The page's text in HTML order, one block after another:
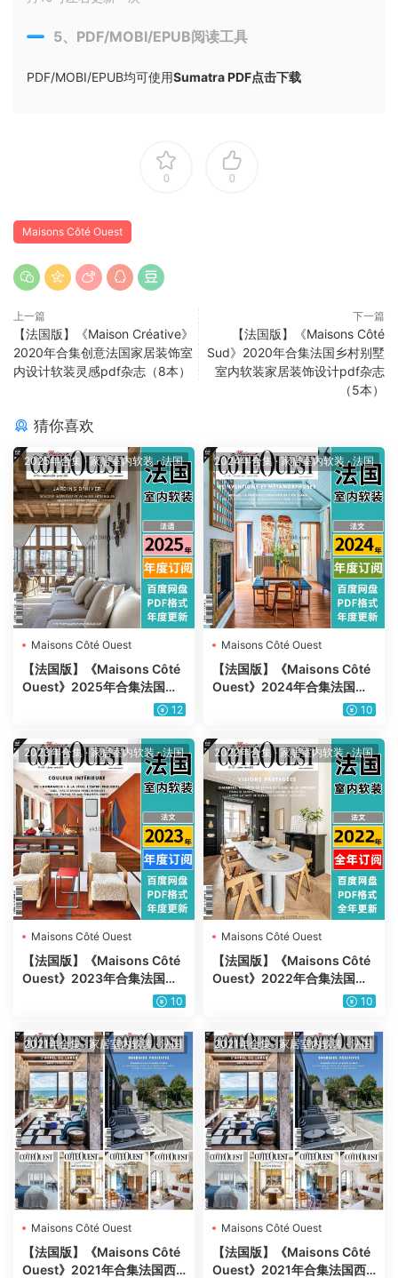
5、PDF/MOBI/EPUB阅读工具
PDF/MOBI/EPUB均可使用Sumatra PDF点击下载
0 0
Maisons Côté Ouest
上一篇
【法国版】《Maison Créative》
2020年合集创意法国家居装饰室
内设计软装灵感pdf杂志（8本）
下一篇
【法国版】《Maisons Côté
Sud》2020年合集法国乡村别墅
室内软装家居装饰设计pdf杂志
（5本）
猜你喜欢
2025年合集·家居室内软装·法国
Maisons Côté Ouest
【法国版】《Maisons Côté
Ouest》2025年合集法国西
方欧洲生活室内软装设计家居
12
2024年合集·家居室内软装 ·法国
Maisons Côté Ouest
【法国版】《Maisons Côté
Ouest》2024年合集法国西
方欧洲生活室内软装设计家居
10
2023年合集·家居室内软装·法国
Maisons Côté Ouest
【法国版】《Maisons Côté
Ouest》2023年合集法国西
方欧洲生活室内软装设计家居
10
2022年合集·家居室内软装 ·法国
Maisons Côté Ouest
【法国版】《Maisons Côté
Ouest》2022年合集法国西
方欧洲生活室内软装设计家居
10
2021年合集· 家居室内软装·法国
Maisons Côté Ouest
【法国版】《Maisons Côté
Ouest》2021年合集法国西
2021年合集· 家居室内软装·法国
Maisons Côté Ouest
【法国版】《Maisons Côté
Ouest》2021年合集法国西